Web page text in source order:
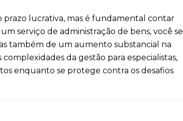
prazo lucrativa, mas é fundamental contar
serviço de administração de bens, você se
também de um aumento substancial na
da gestão para especialistas,
enquanto se protege contra os desafios